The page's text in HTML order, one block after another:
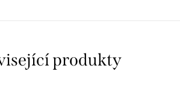
produkty